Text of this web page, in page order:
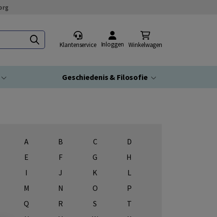
Klantenservice Inloggen Winkelwagen
Geschiedenis & Filosofie
A B C
D
E
F G
H
I
J K
L
M
N O
P
Q
R S
T